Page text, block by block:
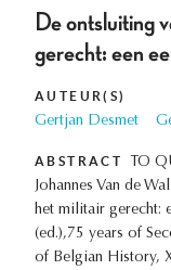
De ontsluiting
gerecht: een
AUTEUR(S)
Gertjan Desmet
ABSTRACT
TO
Johannes Van de
het militair gerecht:
(ed.),75 years of
of Belgian History,